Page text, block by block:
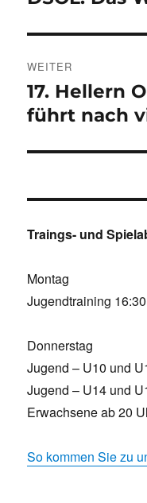
WEITER
Nächster
Beitrag:
17. Hellern
führt nach
Traings- und
Montag
Jugendtraining
Donnerstag
Jugend – U10 und
Jugend – U14 und
Erwachsene ab 20
So kommen Sie zu